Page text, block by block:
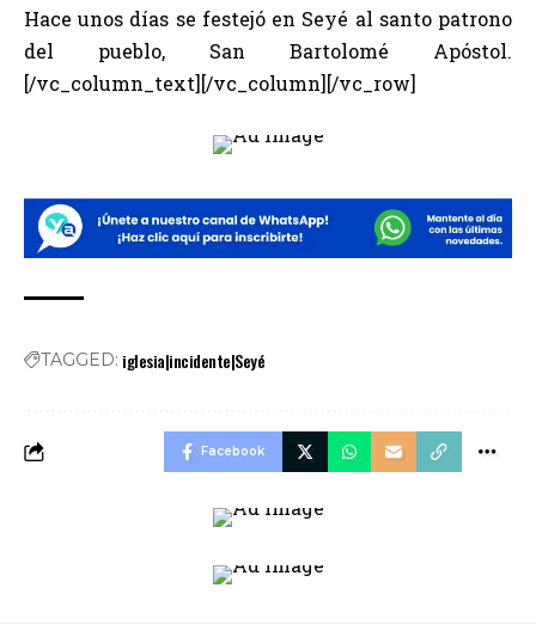
Hace unos días se festejó en Seyé al santo patrono
del pueblo, San Bartolomé Apóstol.
[/vc_column_text][/vc_column][/vc_row]
TAGGED: iglesia|incidente|Seyé
Facebook